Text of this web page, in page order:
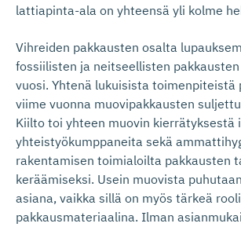
lattiapinta-ala on yhteensä yli kolme
Vihreiden pakkausten osalta
fossiilisten ja neitseellisten
vuosi. Yhtenä lukuisista toimenpiteistä
viime vuonna muovipakkausten
Kiilto toi yhteen muovin kierrätyksestä
yhteistyökumppaneita sekä
rakentamisen toimialoilta pakkausten
keräämiseksi. Usein muovista
asiana, vaikka sillä on myös tärkeä rooli
pakkausmateriaalina. Ilman